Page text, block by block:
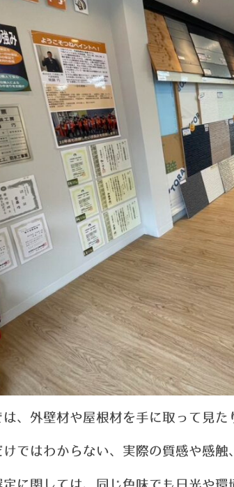
、 外壁材や屋根材を手に取って見た
けではわからない、実際の質感や感